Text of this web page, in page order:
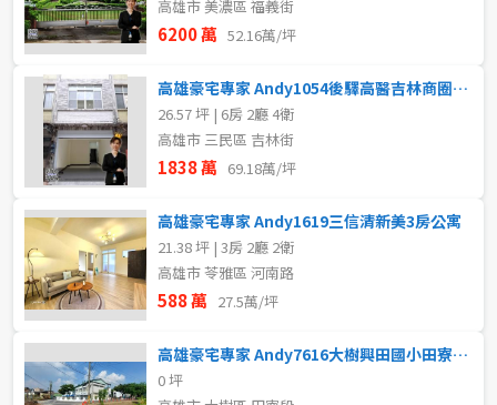
高雄市 美濃區 福義街
6200 萬 52.16萬/坪
高雄豪宅專家 Andy1054後驛高醫吉林商圈翻新車庫透天
26.57 坪 | 6房 2廳 4衛
高雄市 三民區 吉林街
1838 萬 69.18萬/坪
高雄豪宅專家 Andy1619三信清新美3房公寓
21.38 坪 | 3房 2廳 2衛
高雄市 苓雅區 河南路
588 萬 27.5萬/坪
高雄豪宅專家 Andy7616大樹興田國小田寮段臨路農地
0 坪